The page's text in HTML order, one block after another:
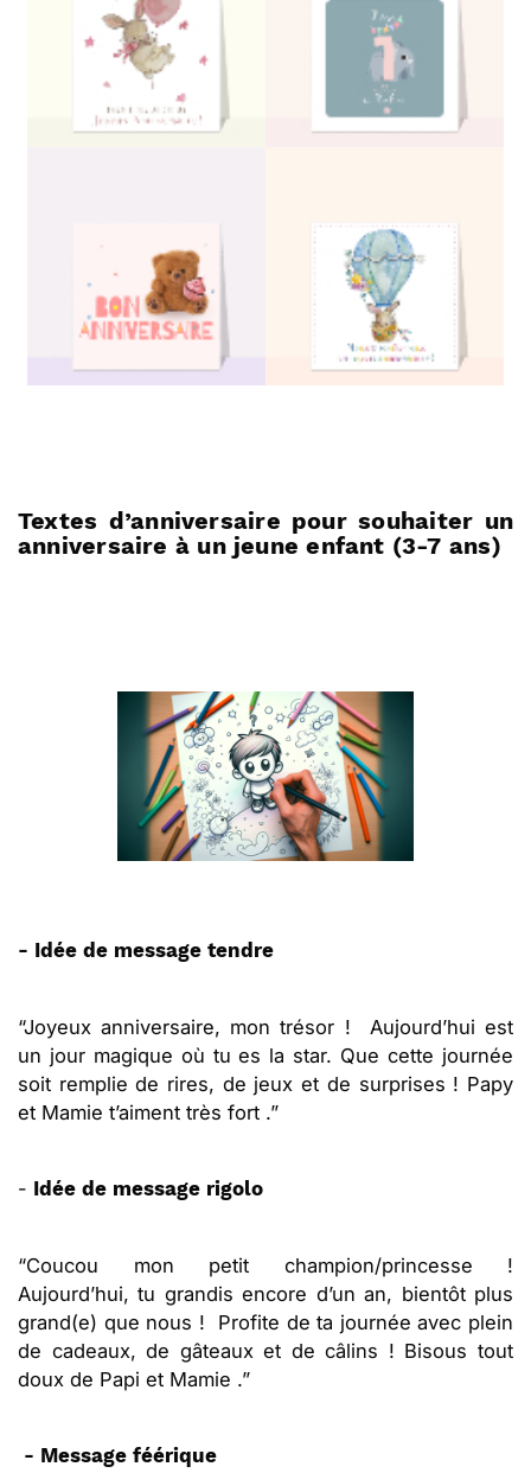
Textes d’anniversaire pour souhaiter un
anniversaire à un jeune enfant (3-7 ans)
- Idée de message tendre
“Joyeux anniversaire, mon trésor ! Aujourd’hui est
un jour magique où tu es la star. Que cette journée
soit remplie de rires, de jeux et de surprises ! Papy
et Mamie t’aiment très fort .”
- Idée de message rigolo
“Coucou mon petit champion/princesse !
Aujourd’hui, tu grandis encore d’un an, bientôt plus
grand(e) que nous ! Profite de ta journée avec plein
de cadeaux, de gâteaux et de câlins ! Bisous tout
doux de Papi et Mamie .”
- Message féérique